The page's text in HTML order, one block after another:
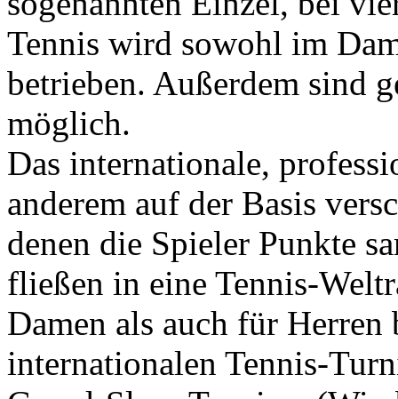
Tennis wird sowohl im
betrieben. Außerdem sind
möglich.
Das internationale,
anderem auf der Basis
denen die Spieler Punkte
fließen in eine Tennis-
Damen als auch für Herren
internationalen Tennis-